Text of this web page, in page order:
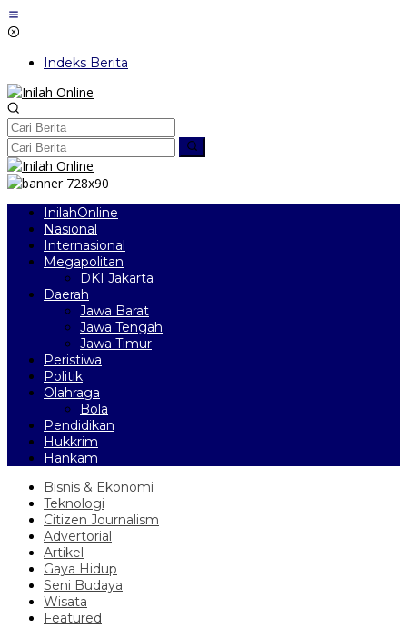
Lewati
ke
Indeks Berita
InilahOnline
Nasional
Internasional
Megapolitan
DKI Jakarta
Daerah
Jawa Barat
Jawa Tengah
Jawa Timur
Peristiwa
Politik
Olahraga
Bola
Pendidikan
Hukkrim
Hankam
Bisnis & Ekonomi
Teknologi
Citizen Journalism
Advertorial
Artikel
Gaya Hidup
Seni Budaya
Wisata
Featured